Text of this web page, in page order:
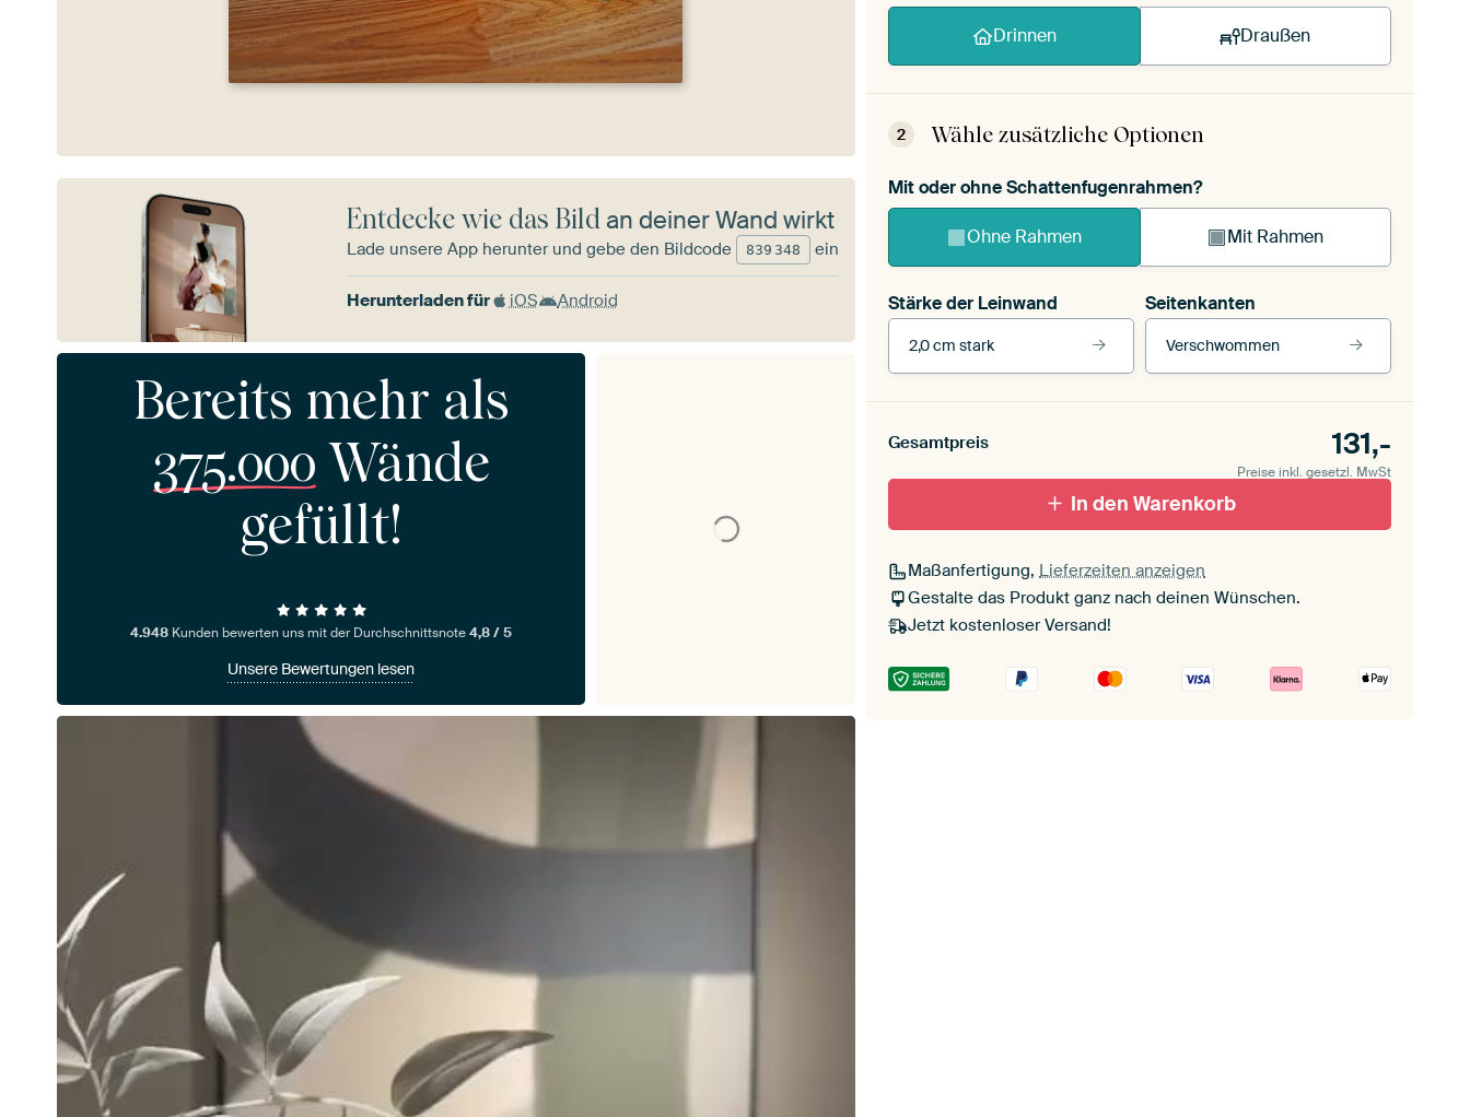
Drinnen Draußen
2 Wähle zusätzliche Optionen
Mit oder ohne Schattenfugenrahmen?
Ohne Rahmen Mit Rahmen
Stärke der Leinwand
2,0 cm stark
Seitenkanten
Verschwommen
schwarz
Mit Schattenfugenrahmen, weiß
cm stark
Seitenkanten
Gesamtpreis 131,-
Preise inkl. gesetzl. MwSt
In den Warenkorb
Maßanfertigung, Lieferzeiten anzeigen
Gestalte das Produkt ganz nach deinen Wünschen.
Jetzt kostenloser Versand!
Entdecke wie das Bildan deiner Wand wirkt
Lade unsere App herunter und gebe den Bildcode 839 348 ein
Herunterladen für iOS Android
Bereits mehr als
375.000 Wände
gefüllt!
4.948 Kunden bewerten uns mit der Durchschnittsnote4,8 / 5
Unsere Bewertungen lesen